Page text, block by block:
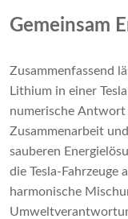
Gemeinsam
Zusammenfassend
Lithium in einer
numerische Antwort
Zusammenarbeit
sauberen
die Tesla-Fahrzeuge
harmonische